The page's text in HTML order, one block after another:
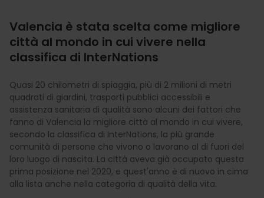
Valencia è stata scelta come migliore
città al mondo in cui vivere nella
classifica di InterNations
Quasi 20 chilometri di spiaggia, più di 2 milioni di metri
quadrati di giardini, trasporti pubblici accessibili e
assistenza sanitaria di qualità sono alcuni dei fattori che
fanno di Valencia la migliore città al mondo in cui vivere,
secondo la classifica di InterNations, la più grande
comunità di persone che vivono o lavorano al di fuori del
loro luogo di nascita. La città aveva già occupato questa
prima posizione nel 2020, e quest'anno è di nuovo in cima
alla lista anche nella categoria di qualità della vita.